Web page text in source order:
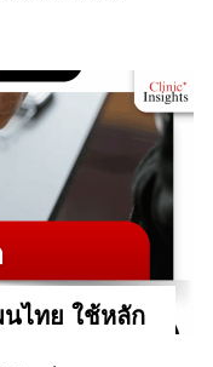
นไทย ใช้หลัก